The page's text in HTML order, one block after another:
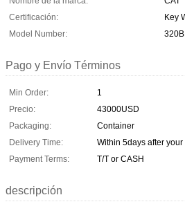
Certificación:
Key
Model Number:
320B
Pago y Envío Términos
Min Order:
1
Precio:
43000USD
Packaging:
Container
Delivery Time:
Within 5days after
Payment Terms:
T/T or CASH
descripción